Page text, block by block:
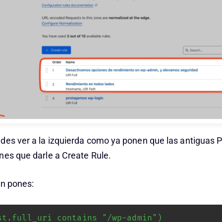
ver a la izquierda como ya ponen que las antiguas
que darle a Create Rule.
pones:
contains "/wp-admin")